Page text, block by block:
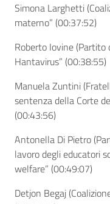
Simona Larghetti
materno” (00:37:52)
Roberto Iovine (Partito
Hantavirus” (00:38:55)
Manuela Zuntini
sentenza della Corte
(00:43:56)
Antonella Di Pietro
lavoro degli educatori
welfare” (00:49:07)
Detjon Begaj